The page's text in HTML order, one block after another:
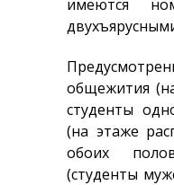
имеются
общежития
студенты
(на этаже
обоих
(студенты